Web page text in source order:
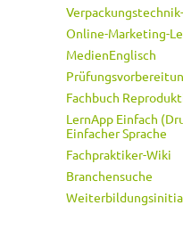
Online-Marketing-
MedienEnglisch
Fachbuch
LernApp Einfach
Einfacher Sprache
Fachpraktiker-Wiki
Branchensuche